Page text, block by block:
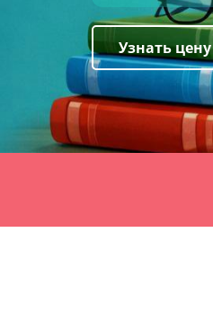
Узнать цену